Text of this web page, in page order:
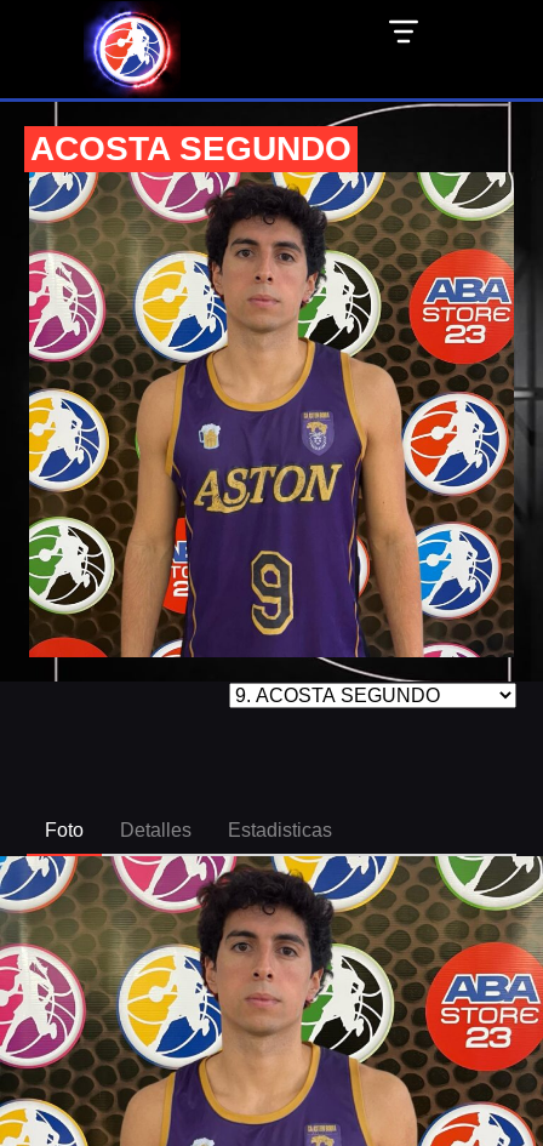
ACOSTA SEGUNDO
Foto Detalles Estadisticas